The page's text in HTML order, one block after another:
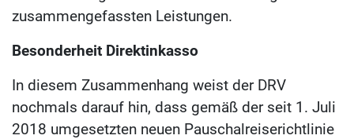
zusammengefassten Leistungen.
Besonderheit Direktinkasso
In diesem Zusammenhang weist der DRV
nochmals darauf hin, dass gemäß der seit 1. Juli
2018 umgesetzten neuen Pauschalreiserichtlinie